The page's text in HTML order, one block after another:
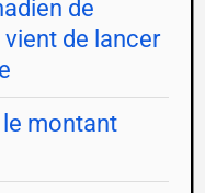
de
de lancer
montant